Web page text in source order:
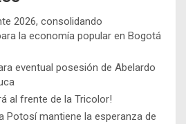
2026, consolidando
la economía popular en Bogotá
eventual posesión de Abelardo
al frente de la Tricolor!
Potosí mantiene la esperanza de